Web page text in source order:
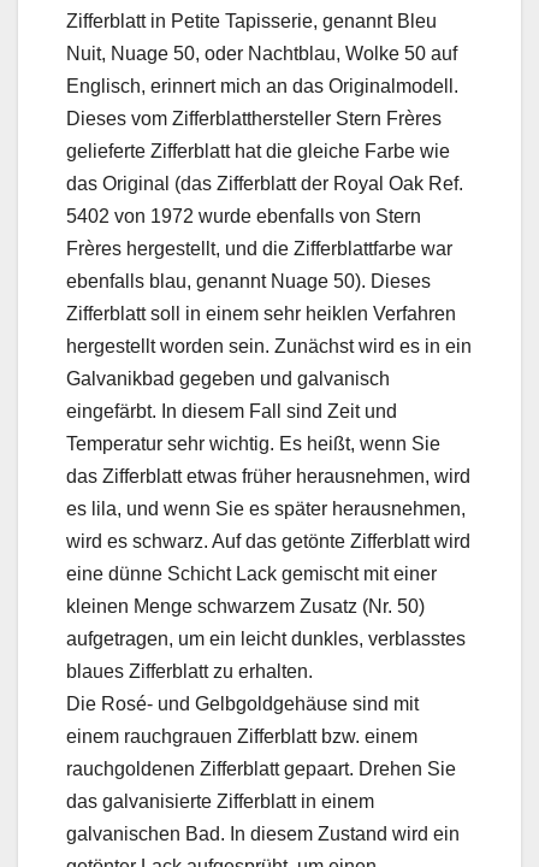
Zifferblatt in Petite Tapisserie, genannt Bleu
Nuit, Nuage 50, oder Nachtblau, Wolke 50 auf
Englisch, erinnert mich an das Originalmodell.
Dieses vom Zifferblatthersteller Stern Frères
gelieferte Zifferblatt hat die gleiche Farbe wie
das Original (das Zifferblatt der Royal Oak Ref.
5402 von 1972 wurde ebenfalls von Stern
Frères hergestellt, und die Zifferblattfarbe war
ebenfalls blau, genannt Nuage 50). Dieses
Zifferblatt soll in einem sehr heiklen Verfahren
hergestellt worden sein. Zunächst wird es in ein
Galvanikbad gegeben und galvanisch
eingefärbt. In diesem Fall sind Zeit und
Temperatur sehr wichtig. Es heißt, wenn Sie
das Zifferblatt etwas früher herausnehmen, wird
es lila, und wenn Sie es später herausnehmen,
wird es schwarz. Auf das getönte Zifferblatt wird
eine dünne Schicht Lack gemischt mit einer
kleinen Menge schwarzem Zusatz (Nr. 50)
aufgetragen, um ein leicht dunkles, verblasstes
blaues Zifferblatt zu erhalten.
Die Rosé- und Gelbgoldgehäuse sind mit
einem rauchgrauen Zifferblatt bzw. einem
rauchgoldenen Zifferblatt gepaart. Drehen Sie
das galvanisierte Zifferblatt in einem
galvanischen Bad. In diesem Zustand wird ein